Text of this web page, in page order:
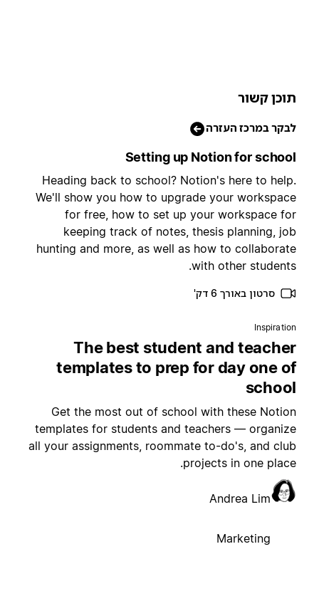
קשור
במרכז העזרה
Setting up Notion for
Heading back to school? Notion's here to
We'll show you how to upgrade your
for free, how to set up your workspace
keeping track of notes, thesis planning,
hunting and more, as well as how to
with other
סרטון באורך 6 דק'
The best student and
templates to prep for day one
Get the most out of school with these
templates for students and teachers —
all your assignments, roommate to-do's, and
projects in one
Andrea Lim
Marketing